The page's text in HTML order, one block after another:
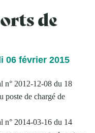
de
06 février 2015
n° 2012-12-08 du 18
poste de chargé de
n° 2014-03-16 du 14